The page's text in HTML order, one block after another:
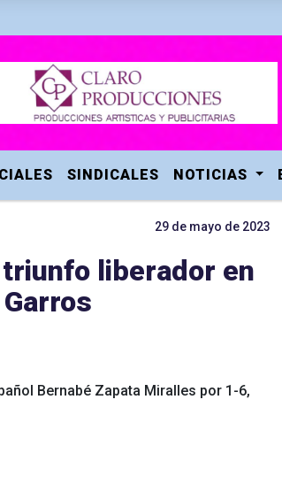
SINDICALES NOTICIAS
29 de mayo de 2023
liberador en
Bernabé Zapata Miralles por 1-6,